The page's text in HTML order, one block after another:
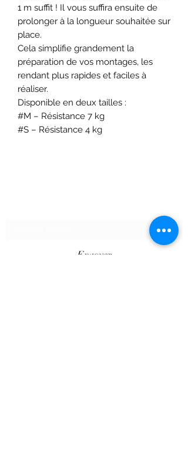
1 m suffit ! Il vous suffira ensuite de
prolonger à la longueur souhaitée sur
place.
Cela simplifie grandement la
préparation de vos montages, les
rendant plus rapides et faciles à
réaliser.
Disponible en deux tailles :
#M – Résistance 7 kg
#S – Résistance 4 kg
Envoyer